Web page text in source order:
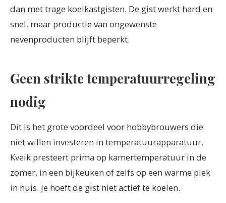
dan met trage koelkastgisten. De gist werkt hard en
snel, maar productie van ongewenste
nevenproducten blijft beperkt.
Geen strikte temperatuurregeling
nodig
Dit is het grote voordeel voor hobbybrouwers die
niet willen investeren in temperatuurapparatuur.
Kveik presteert prima op kamertemperatuur in de
zomer, in een bijkeuken of zelfs op een warme plek
in huis. Je hoeft de gist niet actief te koelen.